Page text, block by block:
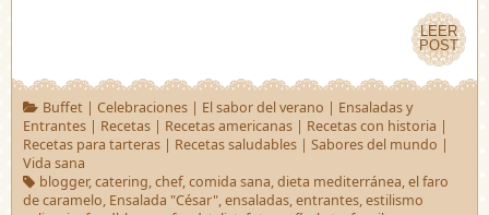
LEER
POST
LEER
POST
Buffet| Celebraciones| El sabor del verano | Ensaladas y
Entrantes | Recetas | Recetas americanas | Recetas con historia |
Recetas para tarteras | Recetas saludables | Sabores del mundo |
Vida sana
blogger,catering,chef,comida sana,dieta mediterránea,el faro
de caramelo, Ensalada "César",ensaladas,entrantes,estilismo